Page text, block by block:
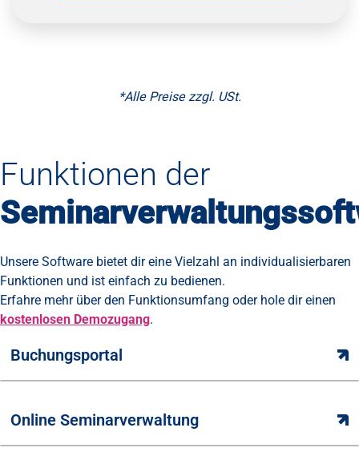
*Alle Preise zzgl. USt.
Funktionen der
Unsere Software bietet dir eine Vielzahl an individualisierbaren
Funktionen und ist einfach zu bedienen.
Erfahre mehr über den Funktionsumfang oder hole dir einen
kostenlosen Demozugang.
Buchungsportal
Online Seminarverwaltung